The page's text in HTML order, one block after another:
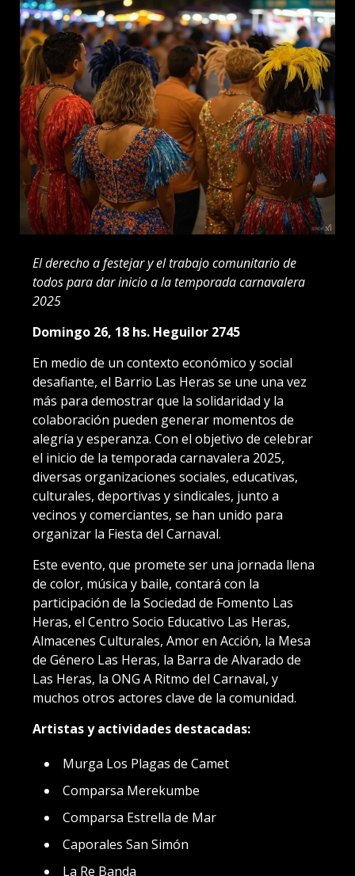
El derecho a festejar y el trabajo comunitario de
todos para dar inicio a la temporada carnavalera
2025
Domingo 26, 18 hs. Heguilor 2745
En medio de un contexto económico y social
desafiante, el Barrio Las Heras se une una vez
más para demostrar que la solidaridad y la
colaboración pueden generar momentos de
alegría y esperanza. Con el objetivo de celebrar
el inicio de la temporada carnavalera 2025,
diversas organizaciones sociales, educativas,
culturales, deportivas y sindicales, junto a
vecinos y comerciantes, se han unido para
organizar la Fiesta del Carnaval.
Este evento, que promete ser una jornada llena
de color, música y baile, contará con la
participación de la Sociedad de Fomento Las
Heras, el Centro Socio Educativo Las Heras,
Almacenes Culturales, Amor en Acción, la Mesa
de Género Las Heras, la Barra de Alvarado de
Las Heras, la ONG A Ritmo del Carnaval, y
muchos otros actores clave de la comunidad.
Artistas y actividades destacadas:
Murga Los Plagas de Camet
Comparsa Merekumbe
Comparsa Estrella de Mar
Caporales San Simón
La Re Banda